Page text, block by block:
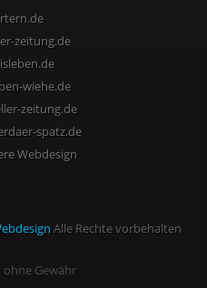
zeitung.de
wiehe.de
zeitung.de
spatz.de
Alle Rechte vorbehalten
ohne Gewähr